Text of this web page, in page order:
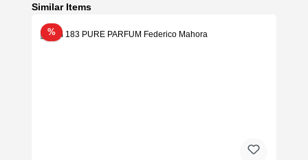
Produktgalerie überspringen
Similar Items
%Rabatt